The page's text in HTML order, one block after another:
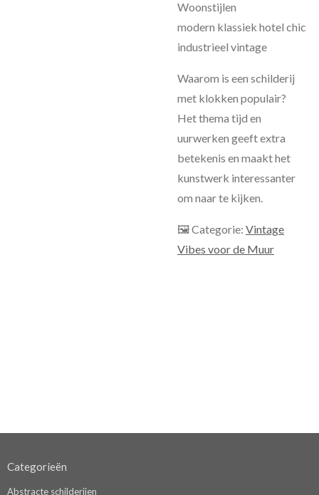
Woonstijlen
modern klassiek hotel chic
industrieel vintage
Waarom is een schilderij
met klokken populair?
Het thema tijd en
uurwerken geeft extra
betekenis en maakt het
kunstwerk interessanter
om naar te kijken.
🖼 Categorie: Vintage
Vibes voor de Muur
Categorieën
Abstracte schilderijen